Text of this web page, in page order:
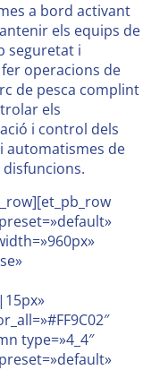
a bord activant
els equips de
seguretat i
operacions de
de pesca complint
els
i control dels
automatismes de
type=»4_4″